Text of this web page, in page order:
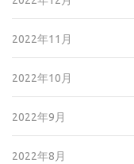
2022年11月
2022年10月
2022年9月
2022年8月